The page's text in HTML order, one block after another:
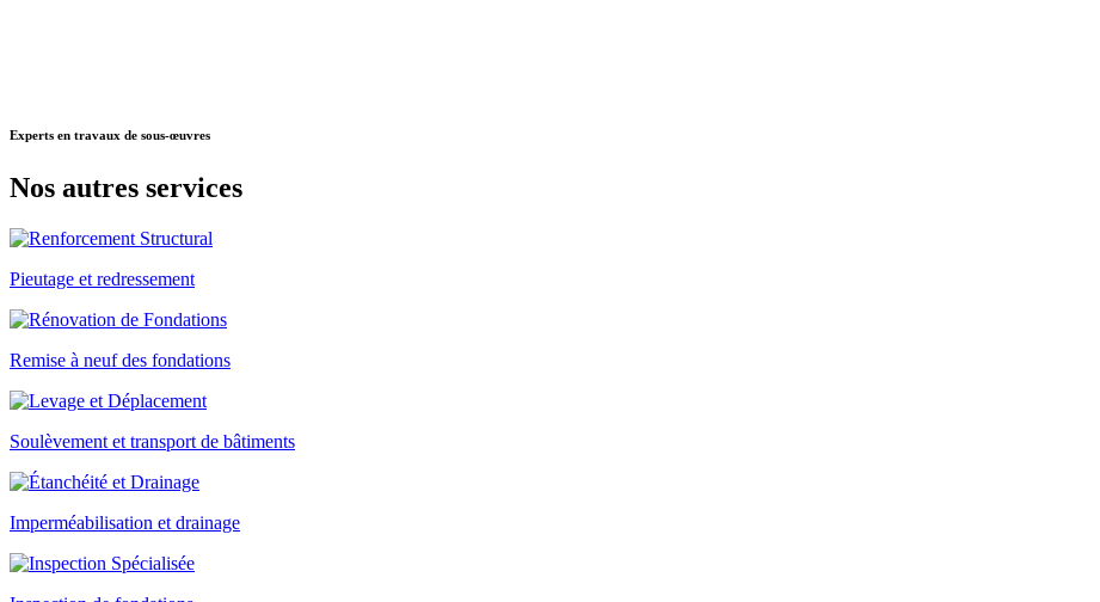
Experts en travaux de sous-œuvres
Nos autres services
Pieutage et redressement
Remise à neuf des fondations
Soulèvement et transport de bâtiments
Imperméabilisation et drainage